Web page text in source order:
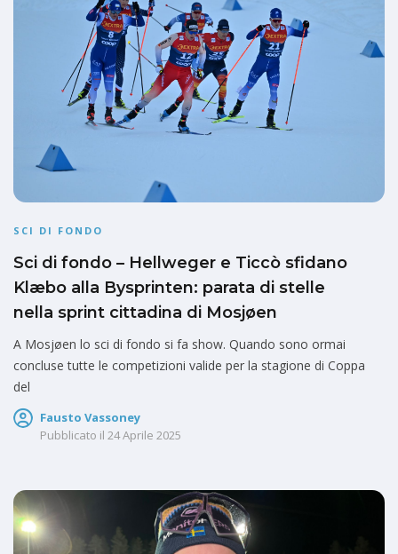
SCI DI FONDO
Sci di fondo – Hellweger e Ticcò sfidano
Klæbo alla Bysprinten: parata di stelle
nella sprint cittadina di Mosjøen
A Mosjøen lo sci di fondo si fa show. Quando sono ormai
concluse tutte le competizioni valide per la stagione di Coppa
del
Fausto Vassoney
Pubblicato il 24 Aprile 2025